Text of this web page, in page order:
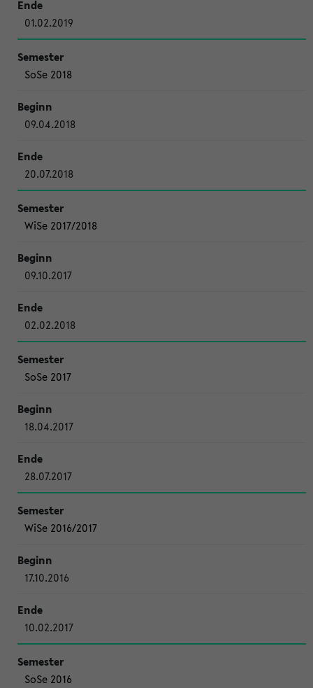
01.02.2019
SoSe 2018
09.04.2018
20.07.2018
WiSe 2017/2018
09.10.2017
02.02.2018
SoSe 2017
18.04.2017
28.07.2017
WiSe 2016/2017
17.10.2016
10.02.2017
SoSe 2016